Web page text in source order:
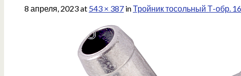
8 апреля, 2023at 543 × 387inТройник тосольный Т-обр.